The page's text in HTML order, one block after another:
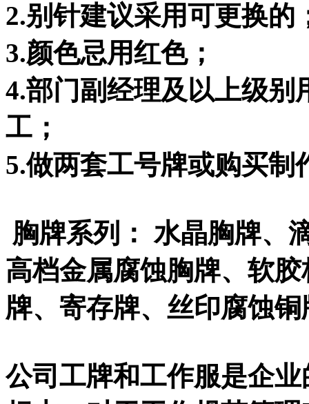
2.别针建议采用可更换的
3.颜色忌用红色；
4.部门副经理及以上级别
工；
5.做两套工号牌或购买制
胸牌系列： 水晶胸牌、
高档金属腐蚀胸牌、软
牌、寄存牌、丝印腐蚀
公司工牌和工作服是企